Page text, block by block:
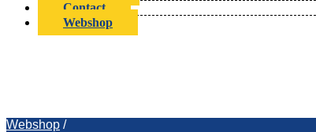
Contact
Webshop
Webshop /